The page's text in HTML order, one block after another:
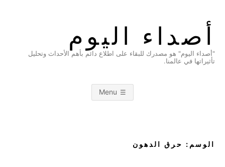
أصداء اليوم
"أصداء اليوم" هو مصدرك للبقاء على اطلاع دائم بأهم الأحداث وتحليل
تأثيراتها في عالمنا.
Menu
الوسم: حرق الدهون